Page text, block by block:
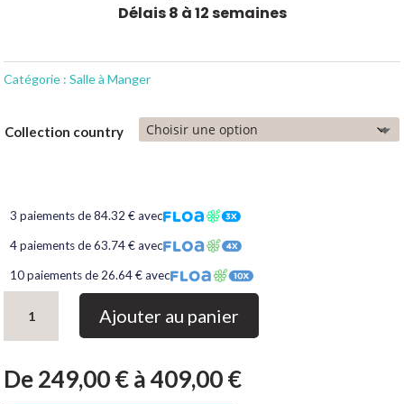
Délais 8 à 12 semaines
Catégorie :Salle à Manger
Collection country
3 paiements de 84.32 € avec
4 paiements de 63.74 € avec
10 paiements de 26.64 € avec
Salle
à
manger
Ajouter au panier
De249,00€à409,00€